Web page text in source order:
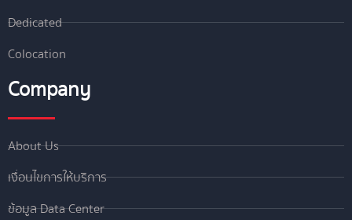
Dedicated
Colocation
Company
About Us
เงื่อนไขการให้บริการ
ข้อมูล Data Center